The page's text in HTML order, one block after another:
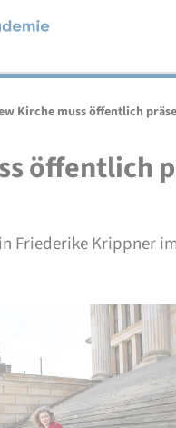
Kirche muss öffentlich
öffentlich
Friederike Krippner